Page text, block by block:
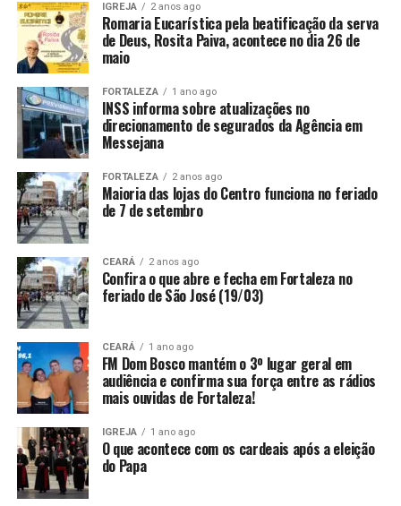
IGREJA 2 anos ago
Romaria Eucarística pela beatificação da serva
de Deus, Rosita Paiva, acontece no dia 26 de
maio
FORTALEZA 1 ano ago
INSS informa sobre atualizações no
direcionamento de segurados da Agência em
Messejana
FORTALEZA 2 anos ago
Maioria das lojas do Centro funciona no feriado
de 7 de setembro
CEARÁ 2 anos ago
Confira o que abre e fecha em Fortaleza no
feriado de São José (19/03)
CEARÁ 1 ano ago
FM Dom Bosco mantém o 3º lugar geral em
audiência e confirma sua força entre as rádios
mais ouvidas de Fortaleza!
IGREJA 1 ano ago
O que acontece com os cardeais após a eleição
do Papa